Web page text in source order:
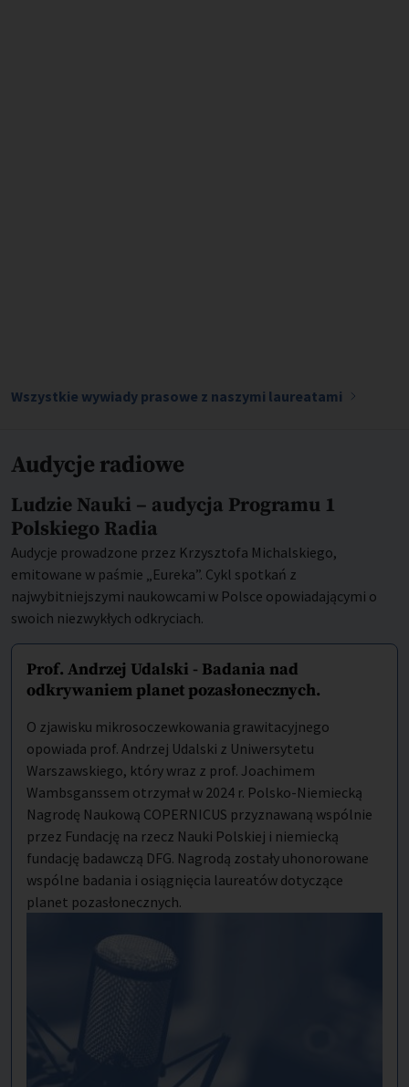
Wszystkie wywiady prasowe z naszymi laureatami
Audycje radiowe
Ludzie Nauki – audycja Programu 1
Polskiego Radia
Audycje prowadzone przez Krzysztofa Michalskiego,
emitowane w paśmie „Eureka”. Cykl spotkań z
najwybitniejszymi naukowcami w Polsce opowiadającymi o
swoich niezwykłych odkryciach.
Prof. Andrzej Udalski - Badania nad
odkrywaniem planet pozasłonecznych.
O zjawisku mikrosoczewkowania grawitacyjnego
opowiada prof. Andrzej Udalski z Uniwersytetu
Warszawskiego, który wraz z prof. Joachimem
Wambsganssem otrzymał w 2024 r. Polsko-Niemiecką
Nagrodę Naukową COPERNICUS przyznawaną wspólnie
przez Fundację na rzecz Nauki Polskiej i niemiecką
fundację badawczą DFG. Nagrodą zostały uhonorowane
wspólne badania i osiągnięcia laureatów dotyczące
planet pozasłonecznych.